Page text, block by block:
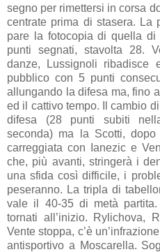
segno per rimettersi in corsa
centrate prima di stasera. La
pare la fotocopia di quella
punti segnati, stavolta 28.
danze, Lussignoli
pubblico con 5 punti
allungando la difesa ma, fino
ed il cattivo tempo. Il cambio
difesa (28 punti subiti
seconda) ma la Scotti,
carreggiata con Ianezic e
che, più avanti, stringerà i
una sfida così difficile, i
peseranno. La tripla di
vale il 40-35 di metà
tornati all’inizio. Rylichova,
Vente stoppa, c’è
antisportivo a Moscarella.